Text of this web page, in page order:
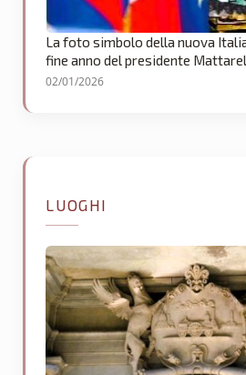
La foto simbolo della nuova
fine anno del presidente
02/01/2026
LUOGHI